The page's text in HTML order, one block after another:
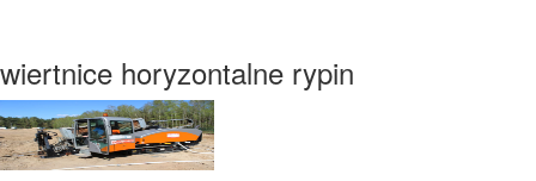
wiertnice horyzontalne rypin